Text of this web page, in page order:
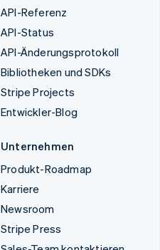
API-Referenz
API-Status
API-Änderungsprotokoll
Bibliotheken und SDKs
Stripe Projects
Entwickler-Blog
Unternehmen
Produkt-Roadmap
Karriere
Newsroom
Stripe Press